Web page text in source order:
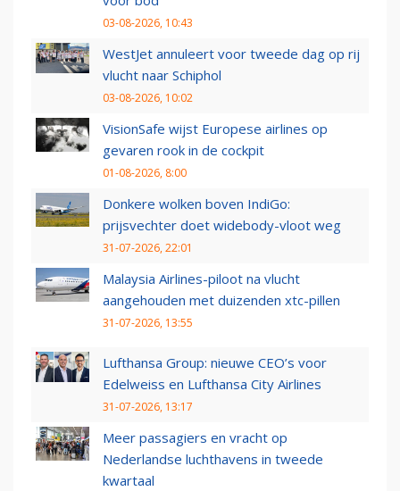
03-08-2026, 10:43
WestJet annuleert voor tweede dag op rij
vlucht naar Schiphol
03-08-2026, 10:02
VisionSafe wijst Europese airlines op
gevaren rook in de cockpit
01-08-2026, 8:00
Donkere wolken boven IndiGo:
prijsvechter doet widebody-vloot weg
31-07-2026, 22:01
Malaysia Airlines-piloot na vlucht
aangehouden met duizenden xtc-pillen
31-07-2026, 13:55
Lufthansa Group: nieuwe CEO’s voor
Edelweiss en Lufthansa City Airlines
31-07-2026, 13:17
Meer passagiers en vracht op
Nederlandse luchthavens in tweede
kwartaal